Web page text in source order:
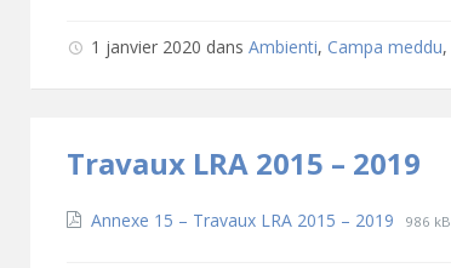
1 janvier 2020 dansAmbienti, Campa meddu,
Travaux LRA 2015 – 2019
Téléchargements
Annexe 15 – Travaux LRA 2015 – 2019 File
File
986 kB